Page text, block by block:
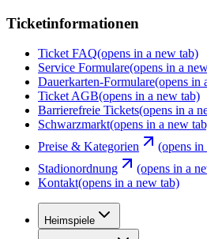
Ticketinformationen
Ticket FAQ(opens in a new tab)
Service Formulare(opens in a
Dauerkarten-Formulare(opens in
Ticket AGB(opens in a new tab)
Barrierefreie Tickets(opens in a
Schwarzmarkt(opens in a new
Preise & Kategorien
(opens in
Stadionordnung
(opens in a
Kontakt(opens in a new tab)
Heimspiele